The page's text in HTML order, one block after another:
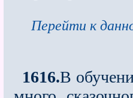
Перейти к
1616.В